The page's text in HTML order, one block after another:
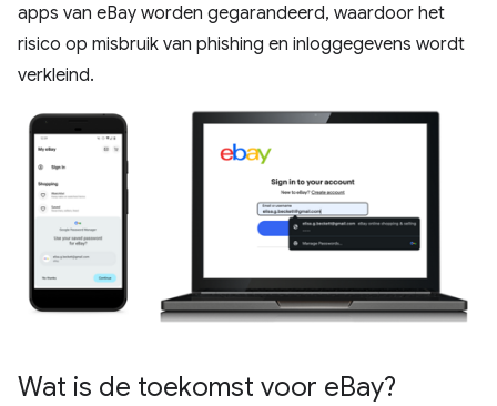
apps van eBay worden gegarandeerd, waardoor het
risico op misbruik van phishing en inloggegevens wordt
verkleind.
Wat is de toekomst voor eBay?